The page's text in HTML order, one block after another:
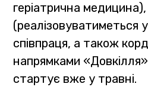
геріатрична
(реалізовуватиметься
співпраця, а також
напрямками
стартує вже у травні.